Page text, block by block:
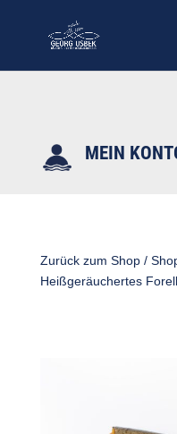
MEIN
Zurück zum Shop/
Heißgeräuchertes